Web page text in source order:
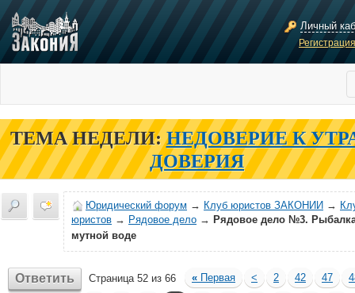
Личный
ТЕМА НЕДЕЛИ: НЕДОВЕРИЕ К
ДОВЕРИЯ
Юридический форум → Клуб юристов ЗАКОНИИ →
юристов → Рядовое дело → Рядовое дело №3.
мутной воде
Ответить Страница 52 из 66 « Первая < 2 42 47